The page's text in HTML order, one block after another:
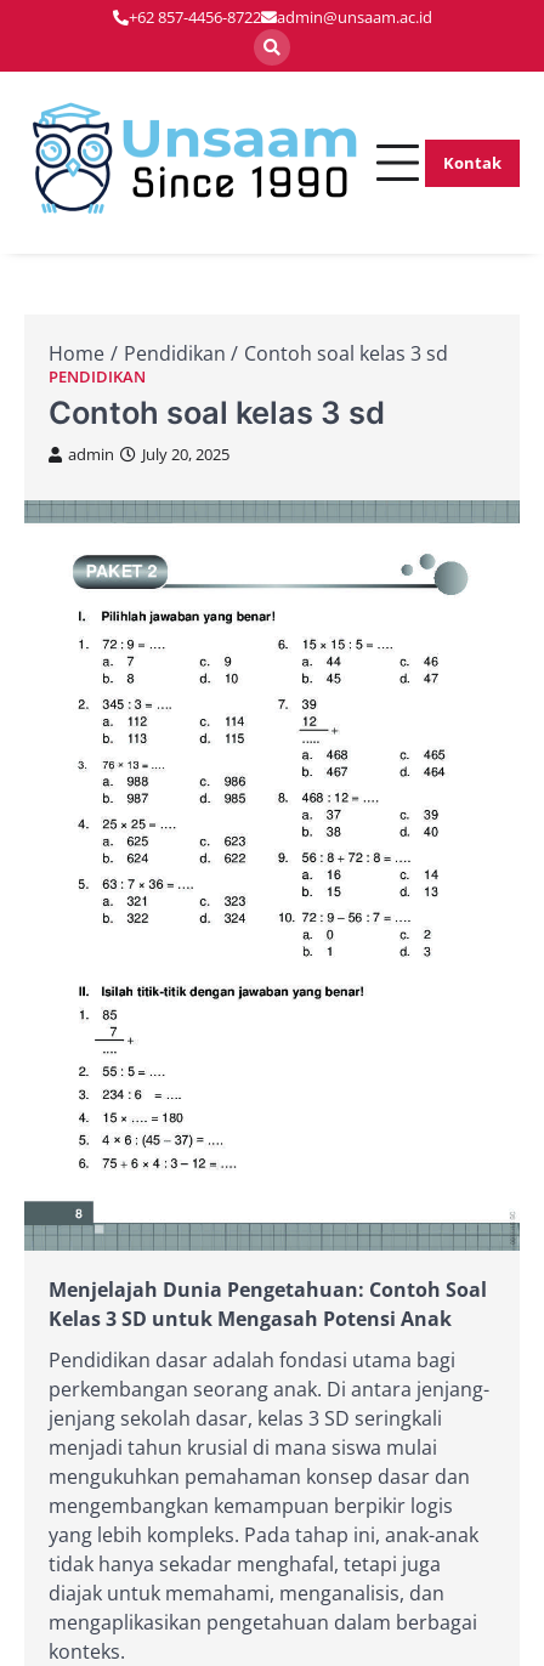
content
+62 857-4456-8722 admin@unsaam.ac.id
Membentuk
Kontak
Home Pendidikan Contoh soal kelas 3 sd
PENDIDIKAN
Contoh soal kelas 3 sd
admin July 20, 2025
Menjelajah Dunia Pengetahuan: Contoh Soal
Kelas 3 SD untuk Mengasah Potensi Anak
Pendidikan dasar adalah fondasi utama bagi
perkembangan seorang anak. Di antara jenjang-
jenjang sekolah dasar, kelas 3 SD seringkali
menjadi tahun krusial di mana siswa mulai
mengukuhkan pemahaman konsep dasar dan
mengembangkan kemampuan berpikir logis
yang lebih kompleks. Pada tahap ini, anak-anak
tidak hanya sekadar menghafal, tetapi juga
diajak untuk memahami, menganalisis, dan
mengaplikasikan pengetahuan dalam berbagai
konteks.